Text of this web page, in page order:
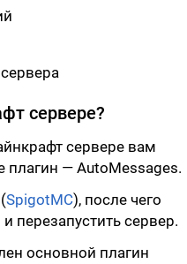
сервере?
сервере вам
плагин — AutoMessages.
SpigotMC), после чего
перезапустить сервер.
основной плагин